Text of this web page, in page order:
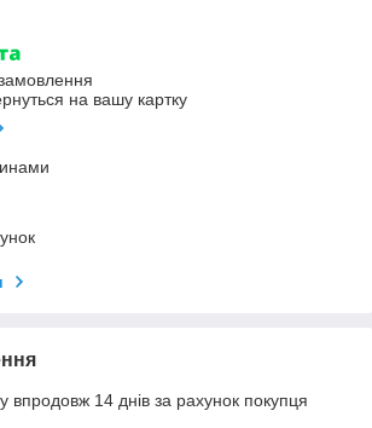
на вашу картку
впродовж 14 днів за рахунок покупця